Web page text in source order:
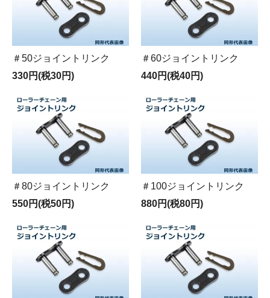
＃50ジョイントリンク
330円(税30円)
＃60ジョイントリンク
440円(税40円)
＃80ジョイントリンク
550円(税50円)
＃100ジョイントリンク
880円(税80円)